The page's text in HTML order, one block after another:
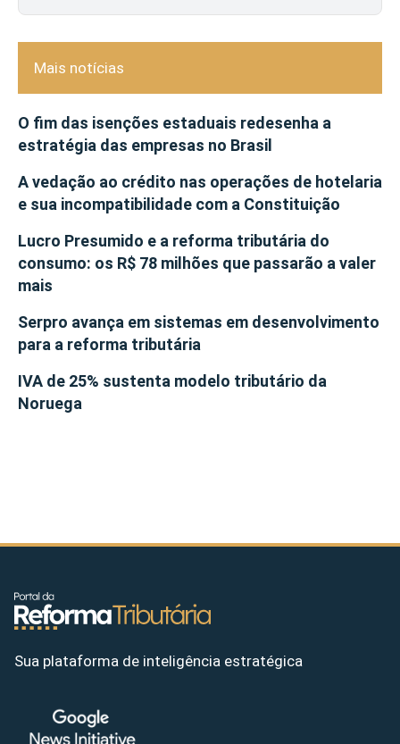
Mais notícias
O fim das isenções estaduais redesenha a
estratégia das empresas no Brasil
A vedação ao crédito nas operações de hotelaria
e sua incompatibilidade com a Constituição
Lucro Presumido e a reforma tributária do
consumo: os R$ 78 milhões que passarão a valer
mais
Serpro avança em sistemas em desenvolvimento
para a reforma tributária
IVA de 25% sustenta modelo tributário da
Noruega
Sua plataforma de inteligência estratégica